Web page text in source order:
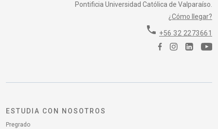
Pontificia Universidad Católica de Valparaíso.
¿Cómo llegar?
phone +56 32 2273661
ESTUDIA CON NOSOTROS
Pregrado